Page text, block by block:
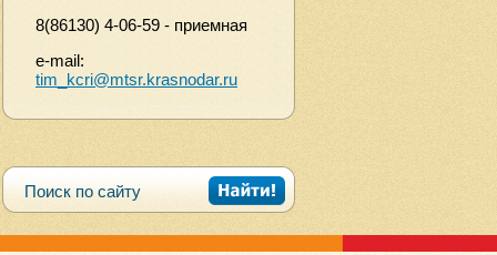
8(86130) 4-06-59 - приемная
e-mail:
tim_kcri@mtsr.krasnodar.ru